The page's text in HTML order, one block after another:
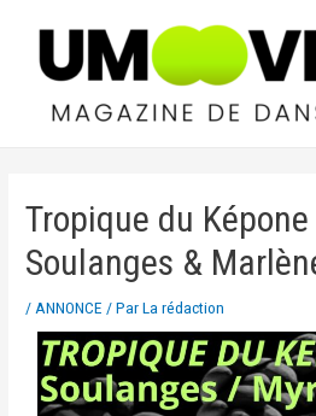
Tropique du
Soulanges &
/ANNONCE / ParLa rédaction